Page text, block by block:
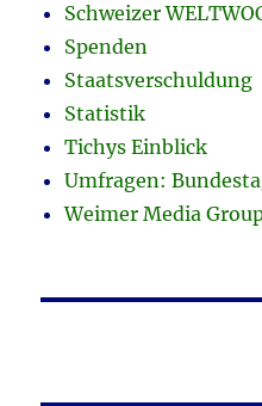
Schweizer
Spenden
Staatsverschuldung
Statistik
Tichys Einblick
Umfragen:
Weimer Media